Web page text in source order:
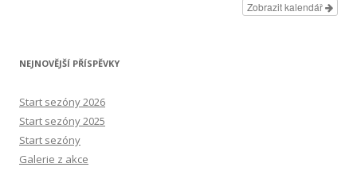
Zobrazit kalendář
NEJNOVĚJŠÍ PŘÍSPĚVKY
Start sezóny 2026
Start sezóny 2025
Start sezóny
Galerie z akce